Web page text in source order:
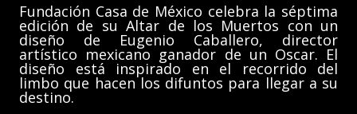
Fundación Casa de México celebra la séptima
edición de su Altar de los Muertos con un
diseño de Eugenio Caballero, director
artístico mexicano ganador de un Oscar. El
diseño está inspirado en el recorrido del
limbo que hacen los difuntos para llegar a su
destino.